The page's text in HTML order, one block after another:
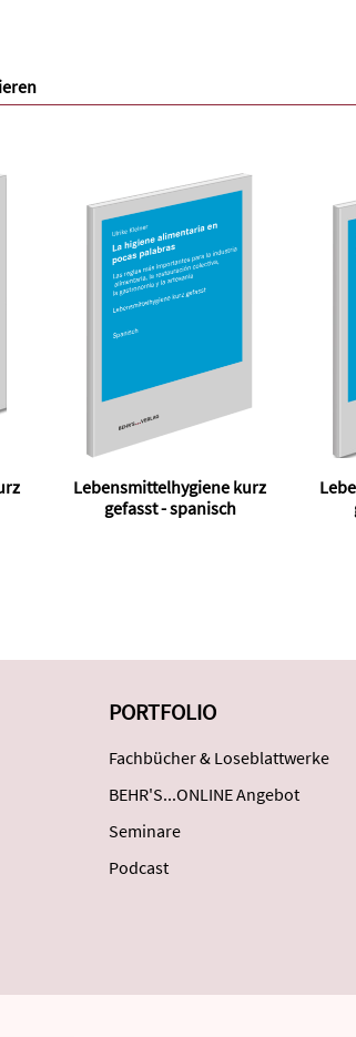
Lebensmittelhygiene kurz
gefasst - spanisch
PORTFOLIO
Fachbücher & Loseblattwerke
BEHR'S...ONLINE Angebot
Seminare
Podcast